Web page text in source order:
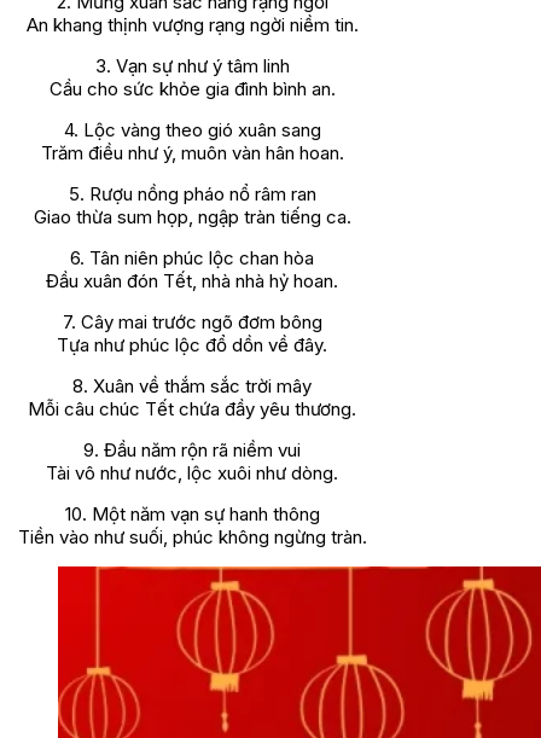
An khang thịnh vượng rạng ngời niềm tin.
3. Vạn sự như ý tâm linh
Cầu cho sức khỏe gia đình bình an.
4. Lộc vàng theo gió xuân sang
Trăm điều như ý, muôn vàn hân hoan.
5. Rượu nồng pháo nổ râm ran
Giao thừa sum họp, ngập tràn tiếng ca.
6. Tân niên phúc lộc chan hòa
Đầu xuân đón Tết, nhà nhà hỷ hoan.
7. Cây mai trước ngõ đơm bông
Tựa như phúc lộc đổ dồn về đây.
8. Xuân về thắm sắc trời mây
Mỗi câu chúc Tết chứa đầy yêu thương.
9. Đầu năm rộn rã niềm vui
Tài vô như nước, lộc xuôi như dòng.
10. Một năm vạn sự hanh thông
Tiền vào như suối, phúc không ngừng tràn.